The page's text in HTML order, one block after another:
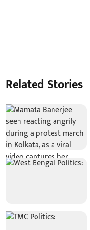
Related Stories